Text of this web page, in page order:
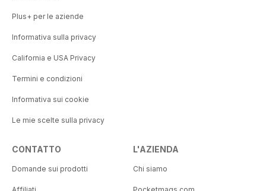
Plus+ per le aziende
Informativa sulla privacy
California e USA Privacy
Termini e condizioni
Informativa sui cookie
Le mie scelte sulla privacy
CONTATTO
Domande sui prodotti
L'AZIENDA
Chi siamo